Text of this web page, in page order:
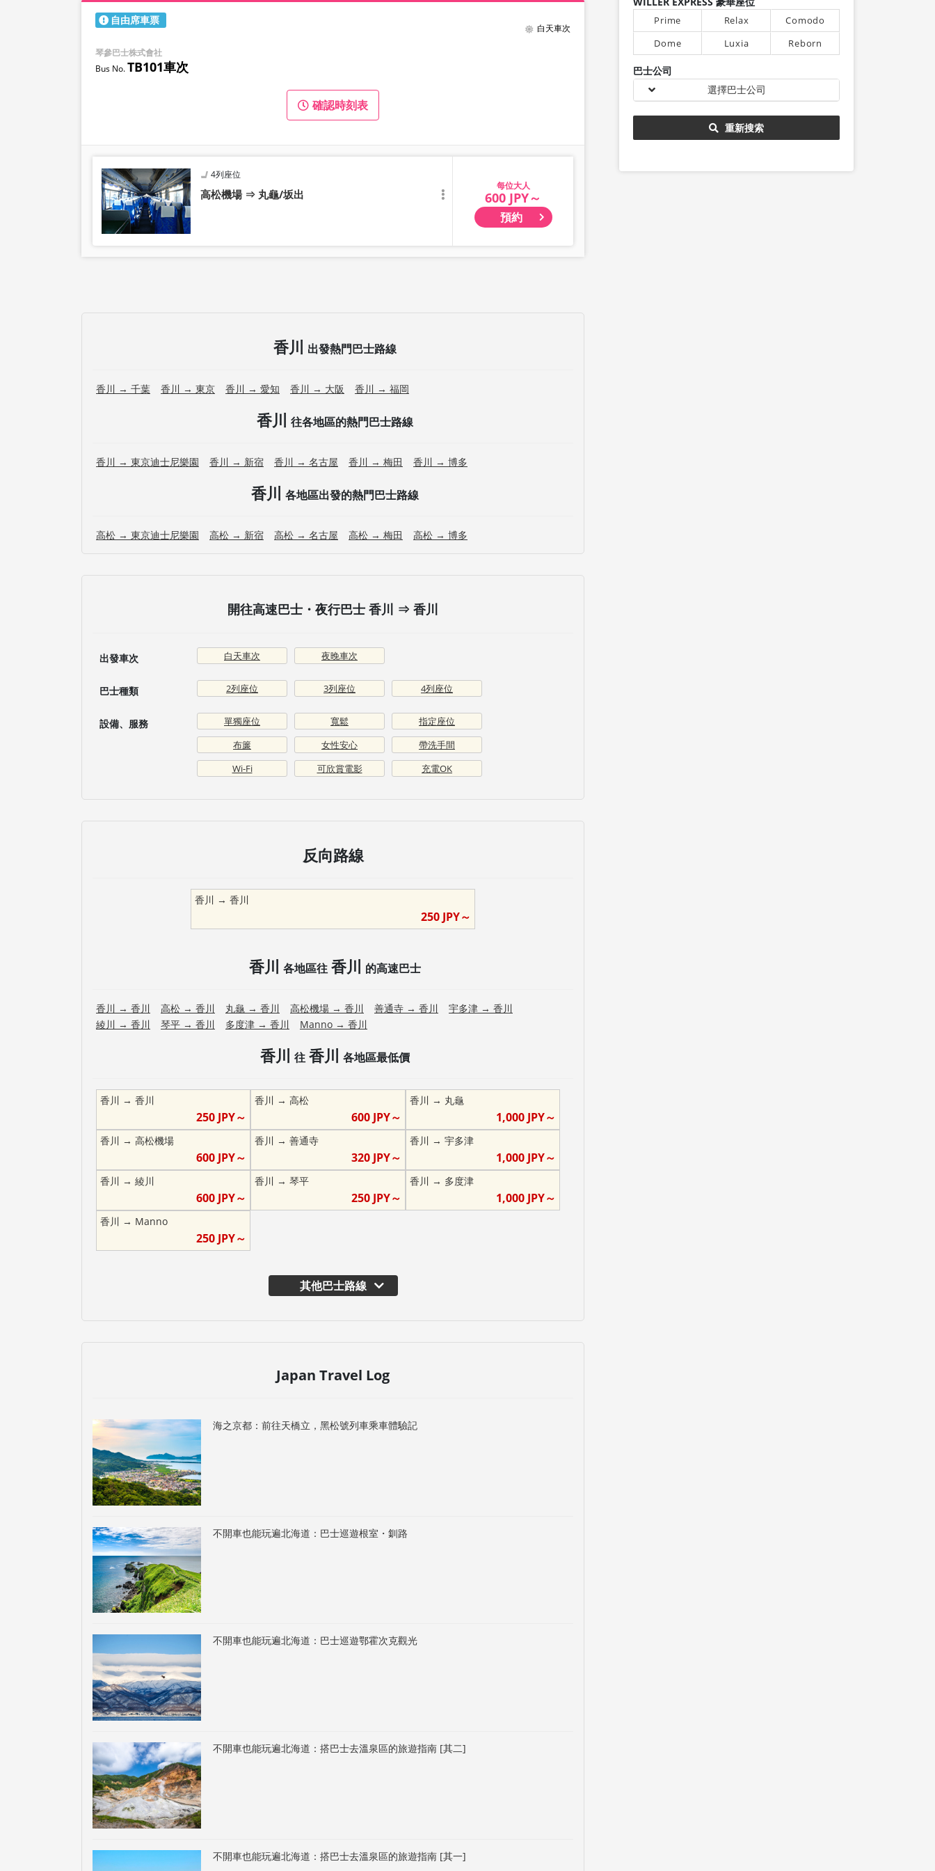
自由席車票
琴參巴士株式會社
TB101車次
白天車次
確認時刻表
4列座位
高松機場 ⇒ 丸龜/坂出
大人
600 JPY～
預約
香川 出發熱門巴士路線
香川 → 千葉 香川 → 東京 香川 → 愛知 香川 → 大阪 香川 → 福岡
香川 往各地區的熱門巴士路線
香川 → 東京迪士尼樂園 香川 → 新宿 香川 → 名古屋 香川 → 梅田 香川 → 博多
香川 各地區出發的熱門巴士路線
高松 → 東京迪士尼樂園 高松 → 新宿 高松 → 名古屋 高松 → 梅田 高松 → 博多
開往高速巴士・夜行巴士 香川 ⇒ 香川
出發車次 白天車次 夜晚車次
巴士種類 2列座位 3列座位 4列座位
設備、服務 單獨座位 寬鬆
指定座位
布簾
女性安心
帶洗手間
Wi-Fi
可欣賞電影 充電OK
反向路線
香川 →香川
250 JPY～
香川 各地區往 香川 的高速巴士
香川 → 香川 高松 → 香川 丸龜 → 香川 高松機場 → 香川 善通寺 → 香川 宇多津 → 香川
綾川 → 香川 琴平 → 香川 多度津 → 香川 Manno → 香川
香川 往 香川 各地區最低價
香川 → 香川
250 JPY～
香川 →高松
600JPY～
香川 → 丸龜
1,000 JPY～
香川 → 高松機場
600 JPY～
香川 →善通寺
320JPY～
香川 → 宇多津
1,000 JPY～
香川 → 綾川
600 JPY～
香川 →琴平
250JPY～
香川 → 多度津
1,000 JPY～
香川 → Manno
250 JPY～
其他巴士路線
Japan Travel Log
海之京都：前往天橋立，黑松號列車乘車體驗記
不開車也能玩遍北海道：巴士巡遊根室・釧路
不開車也能玩遍北海道：巴士巡遊鄂霍次克觀光
不開車也能玩遍北海道：搭巴士去溫泉區的旅遊指南 [其二]
不開車也能玩遍北海道：搭巴士去溫泉區的旅遊指南 [其一]
Prime Relax
Comodo
Dome
Luxia Reborn
巴士公司
選擇巴士公司
重新搜索